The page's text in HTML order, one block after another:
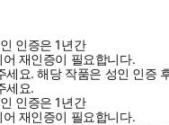
인증은 1년간
재인증이 필요합니다.
세요.해당 작품은 성인 인증
세요.
인증은 1년간
재인증이 필요합니다.